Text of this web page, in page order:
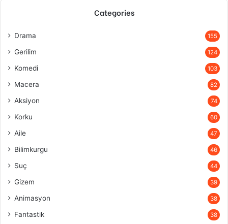
Categories
Drama 155
Gerilim 124
Komedi 103
Macera 82
Aksiyon 74
Korku 60
Aile 47
Bilimkurgu 46
Suç 44
Gizem 39
Animasyon 38
Fantastik 38